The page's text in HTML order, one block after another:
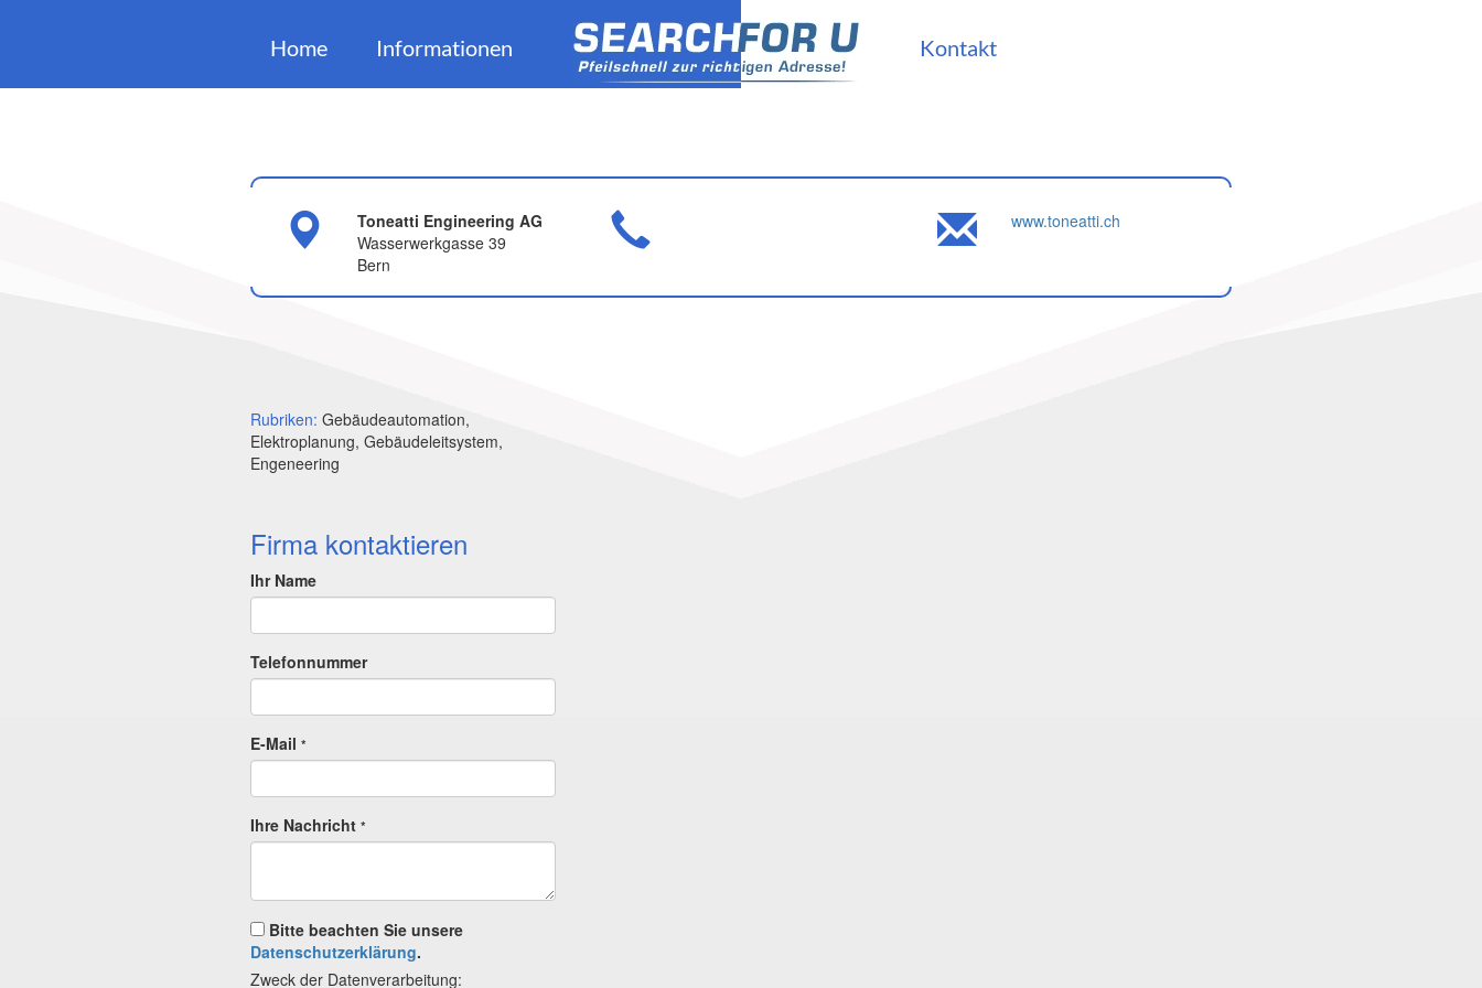
Home Informationen Kontakt
Toneatti Engineering AG
Wasserwerkgasse 39
Bern
www.toneatti.ch
Rubriken: Gebäudeautomation,
Elektroplanung, Gebäudeleitsystem,
Engeneering
Firma kontaktieren
Ihr Name
Telefonnummer
E-Mail *
Ihre Nachricht *
Bitte beachten Sie unsere
Datenschutzerklärung.
Zweck der Datenverarbeitung: